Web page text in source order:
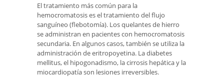
El tratamiento más común para la
hemocromatosis es el tratamiento del flujo
sanguíneo (flebotomía). Los quelantes de hierro
se administran en pacientes con hemocromatosis
secundaria. En algunos casos, también se utiliza la
administración de eritropoyetina. La diabetes
mellitus, el hipogonadismo, la cirrosis hepática y la
miocardiopatía son lesiones irreversibles.